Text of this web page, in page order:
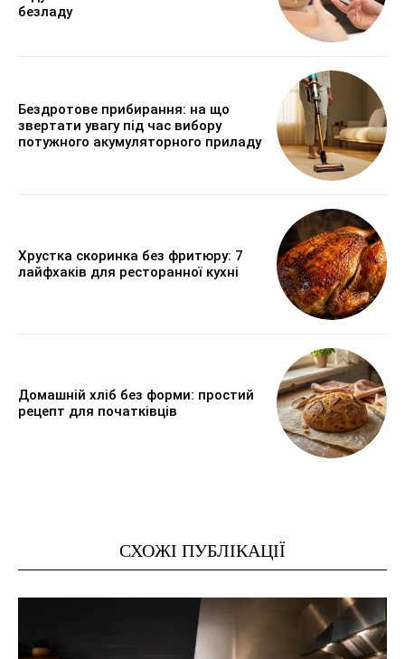
безладу
Бездротове прибирання: на що
звертати увагу під час вибору
потужного акумуляторного приладу
Хрустка скоринка без фритюру: 7
лайфхаків для ресторанної кухні
Домашній хліб без форми: простий
рецепт для початківців
СХОЖІ ПУБЛІКАЦІЇ